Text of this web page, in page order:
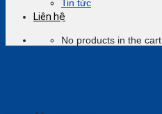
Tin tức
Liên hệ
No products in the cart.